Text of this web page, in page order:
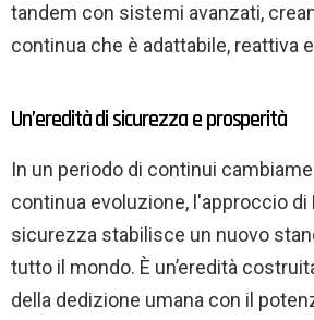
tandem con sistemi avanzati,
continua che è adattabile, reattiva
Un’eredità di sicurezza e prosperità
In un periodo di continui
continua evoluzione, l'approccio di
sicurezza stabilisce un nuovo
tutto il mondo. È un’eredità
della dedizione umana con il